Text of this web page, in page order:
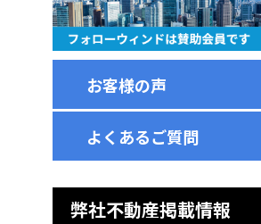
お客様の声
よくあるご質問
弊社不動産掲載情報